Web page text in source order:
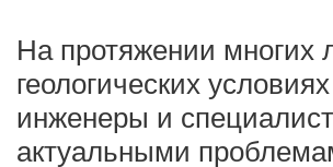
На протяжении многих
геологических
инженеры и
актуальными